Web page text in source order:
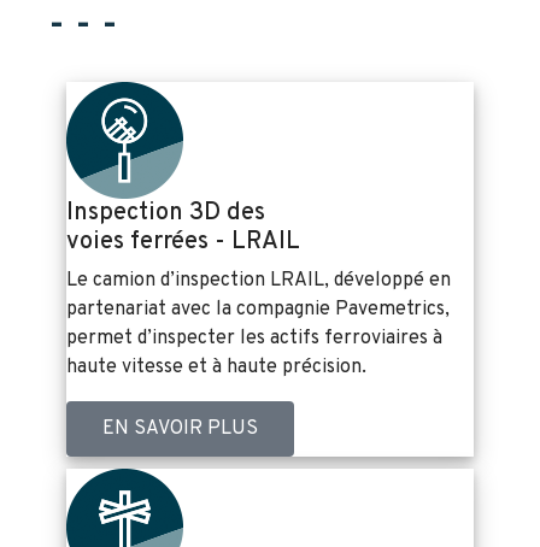
- - -
Inspection 3D des
voies ferrées - LRAIL
Le camion d’inspection LRAIL, développé en
partenariat avec la compagnie Pavemetrics,
permet d’inspecter les actifs ferroviaires à
haute vitesse et à haute précision.
EN SAVOIR PLUS